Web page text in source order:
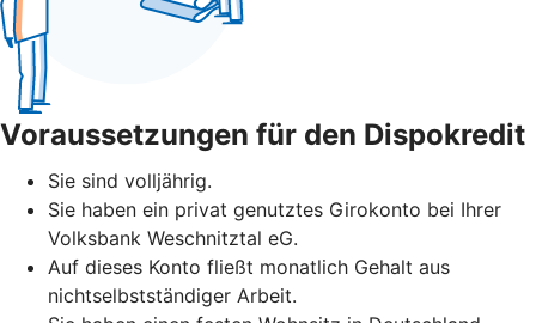
Voraussetzungen für den Dispokredit
Sie sind volljährig.
Sie haben ein privat genutztes Girokonto bei Ihrer
Volksbank Weschnitztal eG.
Auf dieses Konto fließt monatlich Gehalt aus
nichtselbstständiger Arbeit.